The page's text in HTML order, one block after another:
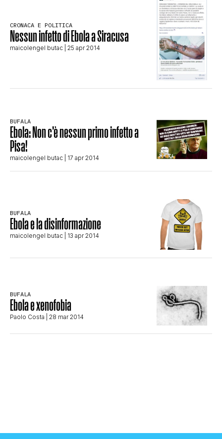
CONTATTI
CRONACA E POLITICA
Nessun infetto di Ebola a Siracusa
maicolengel butac | 25 apr 2014
BUFALA
Ebola: Non c’è nessun primo infetto a
Pisa!
maicolengel butac | 17 apr 2014
BUFALA
Ebola e la disinformazione
maicolengel butac | 13 apr 2014
BUFALA
Ebola e xenofobia
Paolo Costa | 28 mar 2014